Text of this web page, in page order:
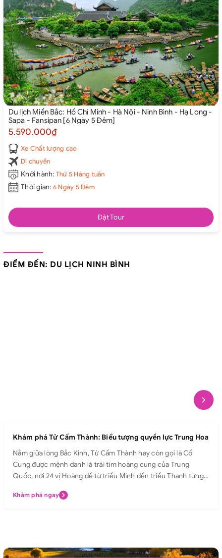
Du lịch Miền Bắc: Hồ Chí Minh - Hà Nội - Ninh Bình - Hạ Long -
Sapa - Fansipan [6 Ngày 5 Đêm]
5.590.000₫
Xe Chất lượng cao
Di chuyển
Khởi hành: Thứ 5 Hàng tuần
Thời gian: 6 Ngày 5 Đêm
Đặt Tour
ĐIỂM ĐẾN: DU LỊCH NINH BÌNH
Khám phá Tử Cấm Thành: Biểu tượng quyền lực Trung Hoa
Nằm giữa lòng Bắc Kinh, Tử Cấm Thành hay còn gọi là Cố
Cung được mệnh danh là trái tim hoàng cung của Trung
Quốc, nơi 24 vị Hoàng đế từ triều Minh đến triều Thanh từng
rỡ và các điện cung tráng lệ, Tử Cấm Thành không chỉ là biểu
ngưỡng vẻ đẹp tráng lệ, lắng nghe câu chuyện hoàng triều
Khám phá ngay